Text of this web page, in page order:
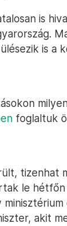
is
is a
foglaltuk
tizenhat
le
akit